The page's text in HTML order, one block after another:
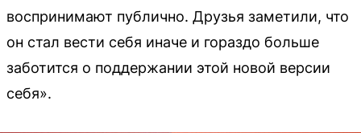
воспринимают публично. Друзья заметили, что
он стал вести себя иначе и гораздо больше
заботится о поддержании этой новой версии
себя».